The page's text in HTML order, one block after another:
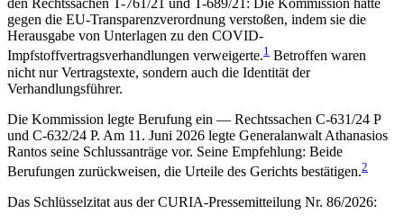
den Rechtssachen T-761/21 und T-689/21: Die Kommission hatte
gegen die EU-Transparenzverordnung verstoßen, indem sie die
Herausgabe von Unterlagen zu den COVID-
Impfstoffvertragsverhandlungen verweigerte.1 Betroffen waren
nicht nur Vertragstexte, sondern auch die Identität der
Verhandlungsführer.
Die Kommission legte Berufung ein — Rechtssachen C-631/24 P
und C-632/24 P. Am 11. Juni 2026 legte Generalanwalt Athanasios
Rantos seine Schlussanträge vor. Seine Empfehlung: Beide
Berufungen zurückweisen, die Urteile des Gerichts bestätigen.2
Das Schlüsselzitat aus der CURIA-Pressemitteilung Nr. 86/2026: